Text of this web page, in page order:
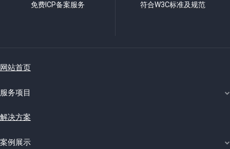
免费ICP备案服务 符合W3C标准及规范
网站首页
服务项目
解决方案
案例展示